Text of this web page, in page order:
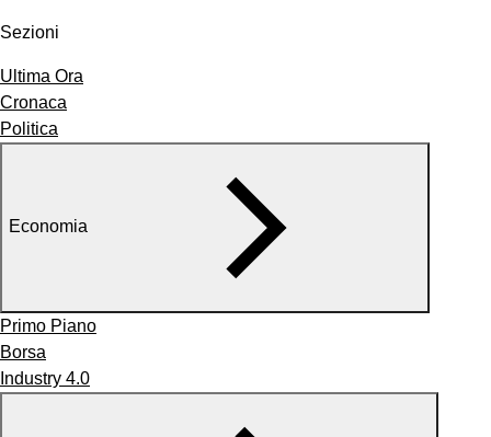
Sezioni
Ultima Ora
Cronaca
Politica
Economia
Primo Piano
Borsa
Industry 4.0